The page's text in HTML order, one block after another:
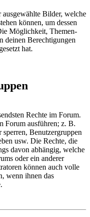
Bilder, welche
können, um dessen
Möglichkeit, Themen-
deinen Berechtigungen
hat.
Rechte im Forum.
Forum ausführen; z. B.
Benutzergruppen
usw. Die Rechte, die
davon abhängig, welche
oder ein anderer
können auch volle
wenn ihnen das